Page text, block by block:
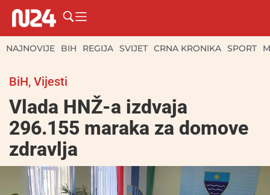
NAJNOVIJE BIH REGIJA SVIJET CRNA KRONIKA SPORT
BiH, Vijesti
Vlada HNŽ-a izdvaja
296.155 maraka za domove
zdravlja